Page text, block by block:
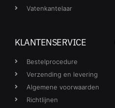
Vatenkantelaar
KLANTENSERVICE
Bestelprocedure
Verzending en levering
Algemene voorwaarden
Richtlijnen